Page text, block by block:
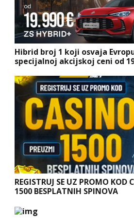
Hibrid broj 1 koji osvaja
specijalnoj akcijskoj ceni od
REGISTRUJ SE UZ PROMO
1500 BESPLATNIH SPINOVA